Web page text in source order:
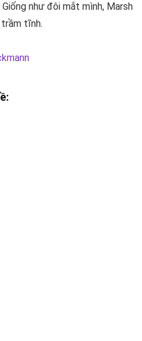
như đôi mắt mình, Marsh
tĩnh.